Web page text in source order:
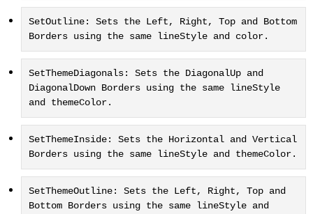
SetOutline: Sets the Left, Right, Top and Bottom
Borders using the same lineStyle and color.
SetThemeDiagonals: Sets the DiagonalUp and
DiagonalDown Borders using the same lineStyle
and themeColor.
SetThemeInside: Sets the Horizontal and Vertical
Borders using the same lineStyle and themeColor.
SetThemeOutline: Sets the Left, Right, Top and
Bottom Borders using the same lineStyle and